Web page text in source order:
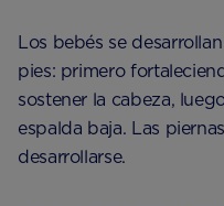
Los bebés se
pies: primero
sostener la cabeza,
espalda baja. Las
desarrollarse.